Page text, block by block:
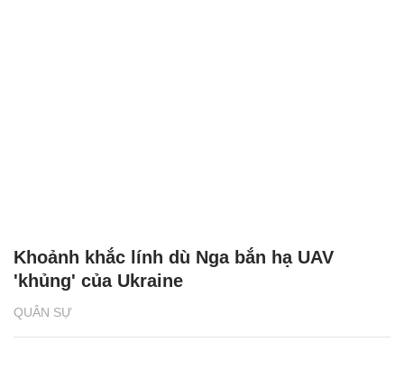
QUÂN SỰ
Khoảnh khắc lính dù Nga bắn hạ UAV
'khủng' của Ukraine